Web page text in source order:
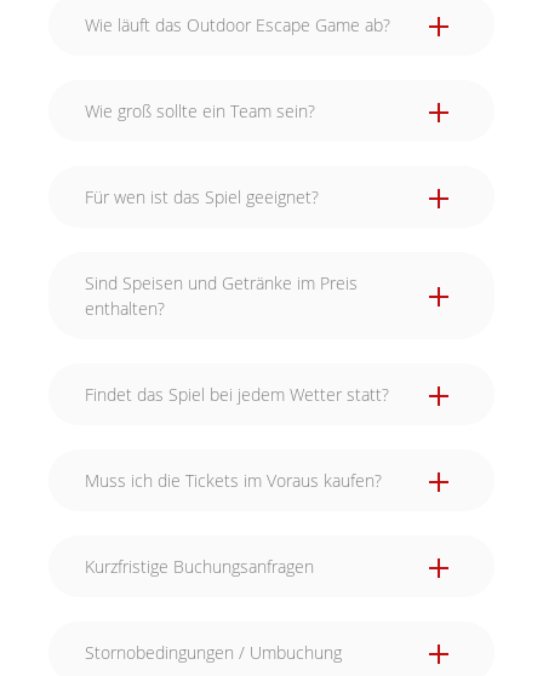
Wie läuft das Outdoor Escape Game ab?
Wie groß sollte ein Team sein?
Für wen ist das Spiel geeignet?
Sind Speisen und Getränke im Preis
enthalten?
Findet das Spiel bei jedem Wetter statt?
Muss ich die Tickets im Voraus kaufen?
Kurzfristige Buchungsanfragen
Stornobedingungen / Umbuchung